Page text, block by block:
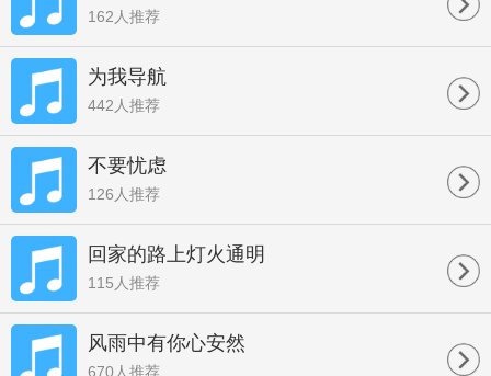
162人推荐
为我导航
442人推荐
不要忧虑
126人推荐
回家的路上灯火通明
115人推荐
风雨中有你心安然
670人推荐